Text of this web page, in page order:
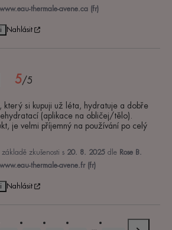
www.eau-thermale-avene.ca (fr)
Nahlásit
5/5
který si kupuji už léta, hydratuje a dobře
(aplikace na obličej/tělo).
je velmi příjemný na používání po celý
základě zkušenosti s 20. 8. 2025 dle Rose B.
www.eau-thermale-avene.fr (fr)
Nahlásit